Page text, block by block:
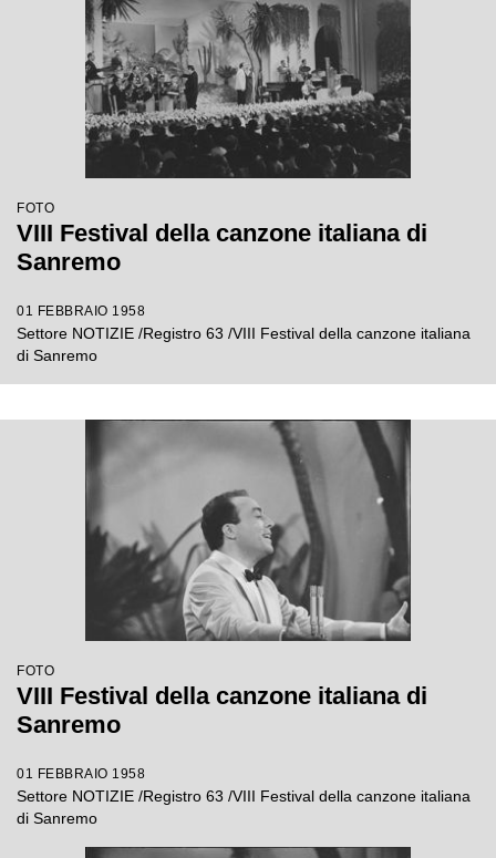
FOTO
VIII Festival della canzone italiana di
Sanremo
01 FEBBRAIO 1958
Settore NOTIZIE /Registro 63 /VIII Festival della canzone italiana
di Sanremo
FOTO
VIII Festival della canzone italiana di
Sanremo
01 FEBBRAIO 1958
Settore NOTIZIE /Registro 63 /VIII Festival della canzone italiana
di Sanremo